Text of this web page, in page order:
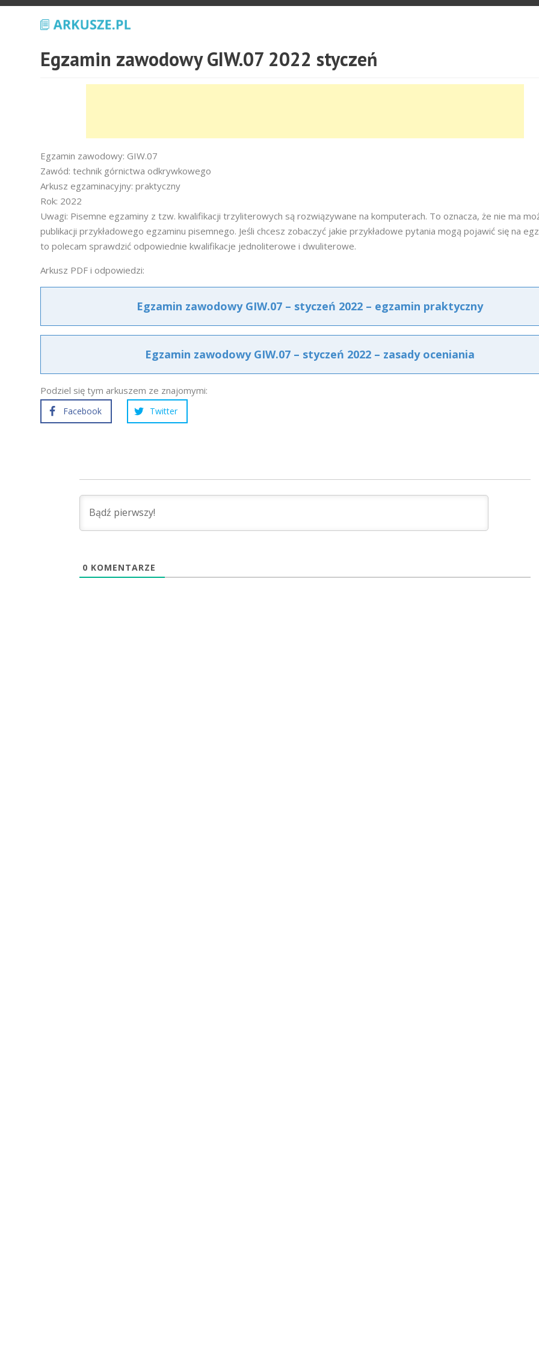
Egzamin zawodowy GIW.07 2022 styczeń
Egzamin zawodowy: GIW.07
Zawód: technik górnictwa odkrywkowego
Arkusz egzaminacyjny: praktyczny
Rok: 2022
Uwagi: Pisemne egzaminy z tzw. kwalifikacji trzyliterowych są rozwiązywane na komputerach. To oznacza, że nie ma
publikacji przykładowego egzaminu pisemnego. Jeśli chcesz zobaczyć jakie przykładowe pytania mogą pojawić się na
to polecam sprawdzić odpowiednie kwalifikacje jednoliterowe i dwuliterowe.
Arkusz PDF i odpowiedzi:
Egzamin zawodowy GIW.07 – styczeń 2022 – egzamin praktyczny
Egzamin zawodowy GIW.07 – styczeń 2022 – zasady oceniania
Podziel się tym arkuszem ze znajomymi:
Facebook Twitter
0 KOMENTARZE